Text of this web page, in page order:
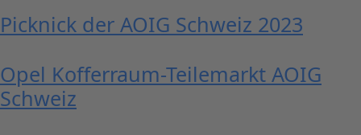
Picknick der AOIG Schweiz 2023
Opel Kofferraum-Teilemarkt AOIG
Schweiz